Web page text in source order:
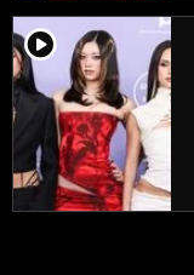
player2